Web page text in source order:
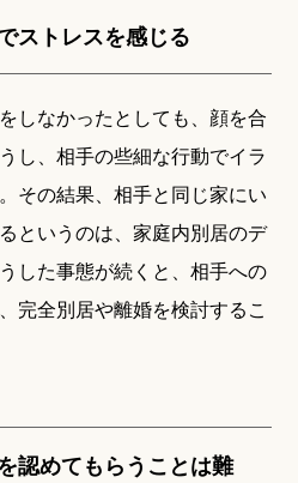
ストレスを感じる
しなかったとしても、顔を合
し、相手の些細な行動でイラ
その結果、相手と同じ家にい
というのは、家庭内別居のデ
した事態が続くと、相手への
完全別居や離婚を検討するこ
認めてもらうことは難